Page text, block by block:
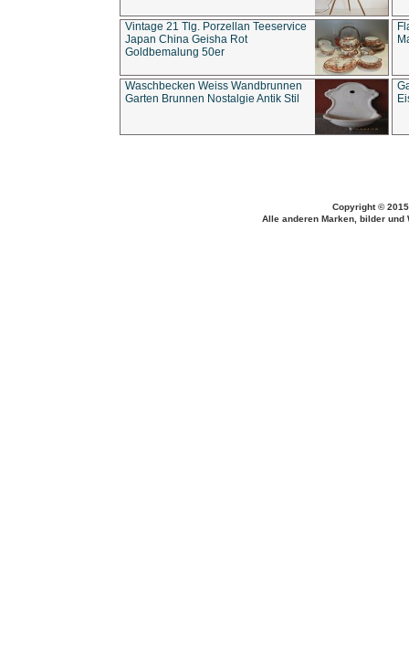
Vintage 21 Tlg. Porzellan Teeservice
Japan China Geisha Rot
Goldbemalung 50er
Waschbecken Weiss Wandbrunnen
Garten Brunnen Nostalgie Antik Stil
Copyright ©
Alle anderen Marken, bilder und